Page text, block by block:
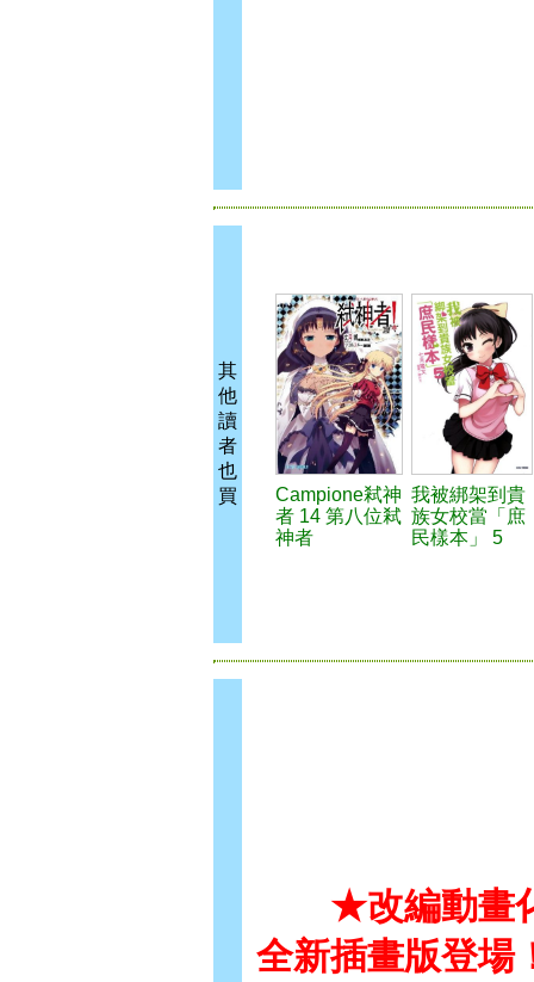
其
他
讀
者
也
買
Campione弒神
者 14 第八位弒
神者
我被綁架到貴
族女校當「庶
民樣本」 5
★改編動畫
全新插畫版登場